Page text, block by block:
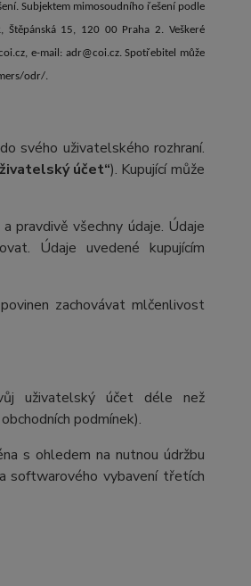
Subjektem mimosoudního řešení podle
15, 120 00 Praha 2. Veškeré
e-mail: adr@coi.cz. Spotřebitel může
odr/.
svého uživatelského rozhraní.
účet“). Kupující může
pravdivě všechny údaje. Údaje
Údaje uvedené kupujícím
zachovávat mlčenlivost
uživatelský účet déle než
podmínek).
s ohledem na nutnou údržbu
softwarového vybavení třetích